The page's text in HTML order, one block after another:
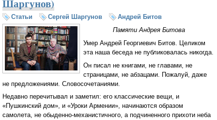
Шаргунов)
Статьи Сергей Шаргунов
Андрей Битов
Памяти Андрея Битова
Умер Андрей Георгиевич Битов. Целиком
эта наша беседа не публиковалась никогда.
Он писал не книгами, не главами, не
страницами, не абзацами. Пожалуй, даже
не предложениями. Словосочетаниями.
Недавно перечитывал и заметил: его классические вещи, и
«Пушкинский дом», и «Уроки Армении», начинаются образом
самолета, не обыденно-механистичного, а подчиненного прихоти неба